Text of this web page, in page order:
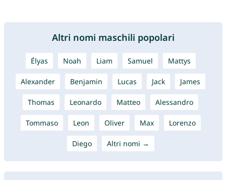
Altri nomi maschili popolari
Élyas Noah Liam Samuel Mattys
Alexander Benjamin Lucas Jack James
Thomas Leonardo Matteo Alessandro
Tommaso Leon Oliver Max Lorenzo
Diego Altri nomi →